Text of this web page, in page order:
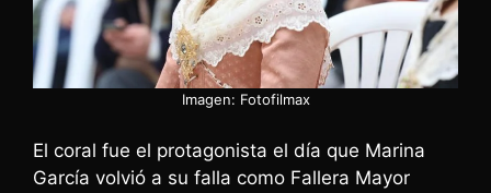
Imagen: Fotofilmax
El coral fue el protagonista el día que Marina
García volvió a su falla como Fallera Mayor